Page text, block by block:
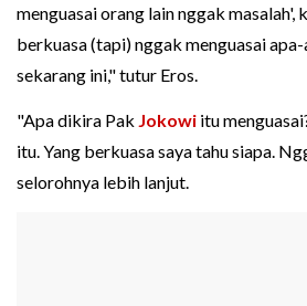
menguasai orang lain nggak masalah',
berkuasa (tapi) nggak menguasai
sekarang ini," tutur Eros.
"Apa dikira Pak Jokowi itu
itu. Yang berkuasa saya tahu siapa.
selorohnya lebih lanjut.